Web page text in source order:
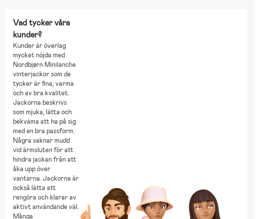
Vad tycker våra
kunder?
Kunder är överlag
mycket nöjda med
Nordbjørn Minilanche
vinterjackor som de
tycker är fina, varma
och av bra kvalitet.
Jackorna beskrivs
som mjuka, lätta och
bekväma att ha på sig
med en bra passform.
Några saknar mudd
vid ärmsluten för att
hindra jackan från att
åka upp över
vantarna. Jackorna är
också lätta att
rengöra och klarar av
aktivt användande väl.
Många